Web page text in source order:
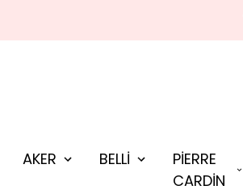
AKER BELLİ
PİERRE
CARDİN